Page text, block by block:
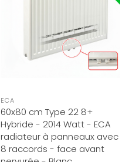
ECA
60x80 cm Type 22 8+
Hybride - 2014 Watt - ECA
radiateur à panneaux avec
8 raccords - face avant